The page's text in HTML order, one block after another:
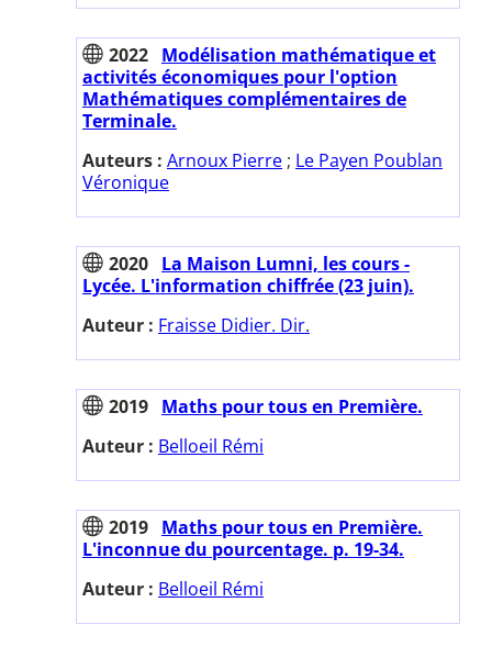
2022 Modélisation mathématique et
activités économiques pour l'option
Mathématiques complémentaires de
Terminale.
Auteurs : Arnoux Pierre ; Le Payen Poublan
Véronique
2020 La Maison Lumni, les cours -
Lycée. L'information chiffrée (23 juin).
Auteur : Fraisse Didier. Dir.
2019 Maths pour tous en Première.
Auteur : Belloeil Rémi
2019 Maths pour tous en Première.
L'inconnue du pourcentage. p. 19-34.
Auteur : Belloeil Rémi